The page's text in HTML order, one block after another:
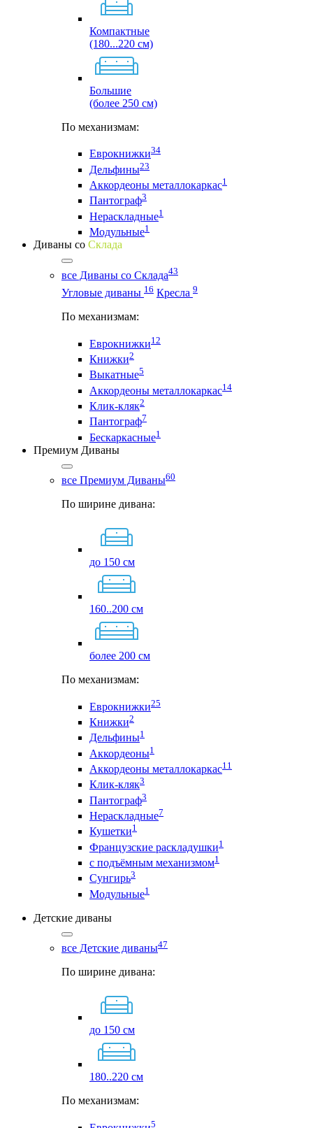
Компактные
(180...220 см)
Большие
(более 250 см)
По механизмам:
Еврокнижки34
Дельфины23
Аккордеоны металлокаркас1
Пантограф3
Нераскладные1
Модульные1
Диваны со Склада
все Диваны со Склада43
Угловые диваны 16 Кресла 9
По механизмам:
Еврокнижки12
Книжки2
Выкатные5
Аккордеоны металлокаркас14
Клик-кляк2
Пантограф7
Бескаркасные1
Премиум Диваны
все Премиум Диваны60
По ширине дивана:
до 150 см
160..200 см
более 200 см
По механизмам:
Еврокнижки25
Книжки2
Дельфины1
Аккордеоны1
Аккордеоны металлокаркас11
Клик-кляк3
Пантограф3
Нераскладные7
Кушетки1
Французские раскладушки1
с подъёмным механизмом1
Сунгирь3
Модульные1
Детские диваны
все Детские диваны47
По ширине дивана:
до 150 см
180..220 см
По механизмам:
5